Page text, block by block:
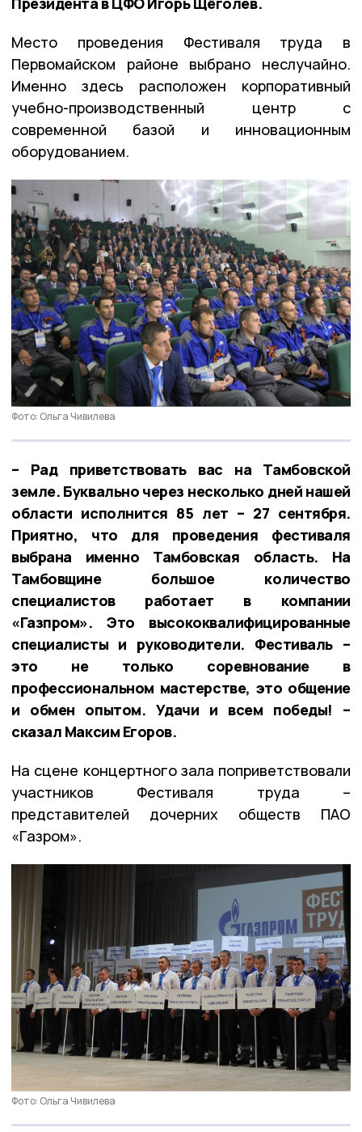
Место проведения Фестиваля труда в
Первомайском районе выбрано неслучайно.
Именно здесь расположен корпоративный
учебно-производственный центр с
современной базой и инновационным
оборудованием.
Фото: Ольга Чивилева
– Рад приветствовать вас на Тамбовской
земле. Буквально через несколько дней нашей
области исполнится 85 лет – 27 сентября.
Приятно, что для проведения фестиваля
выбрана именно Тамбовская область. На
Тамбовщине большое количество
специалистов работает в компании
«Газпром». Это высококвалифицированные
специалисты и руководители. Фестиваль –
это не только соревнование в
профессиональном мастерстве, это общение
и обмен опытом. Удачи и всем победы! –
сказал Максим Егоров.
На сцене концертного зала поприветствовали
участников Фестиваля труда –
представителей дочерних обществ ПАО
«Газром».
Фото: Ольга Чивилева